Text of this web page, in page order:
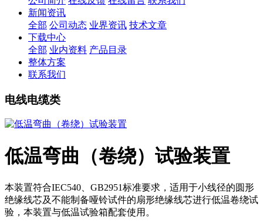
新闻资讯
全部 公司动态 业界资讯 技术文章
下载中心
全部 业内资料 产品目录
整体方案
联系我们
电线电缆类
低温弯曲（卷绕）试验装置
本装置符合IEC540、GB2951标准要求，适用于小线径的圆形
绝缘线芯及不能制备哑铃试件的扇形绝缘线芯进行低温卷绕试
验，本装置与低温试验箱配套使用。